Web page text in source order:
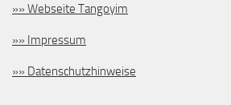
»» Webseite Tangoyim
»» Impressum
»» Datenschutzhinweise